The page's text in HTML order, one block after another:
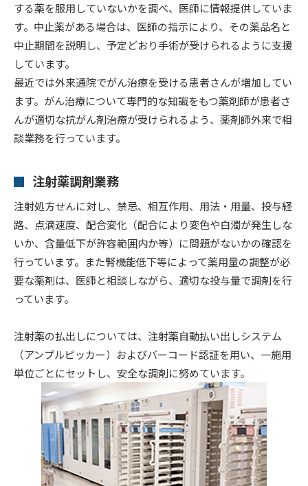
する薬を服用していないかを調べ、医師に情報提供していま
す。中止薬がある場合は、医師の指示により、その薬品名と
中止期間を説明し、予定どおり手術が受けられるように支援
しています。
最近では外来通院でがん治療を受ける患者さんが増加してい
ます。がん治療について専門的な知識をもつ薬剤師が患者さ
んが適切な抗がん剤治療が受けられるよう、薬剤師外来で相
談業務を行っています。
注射薬調剤業務
注射処方せんに対し、禁忌、相互作用、用法・用量、投与経
路、点滴速度、配合変化（配合により変色や白濁が発生しな
いか、含量低下が許容範囲内か等）に問題がないかの確認を
行っています。また腎機能低下等によって薬用量の調整が必
要な薬剤は、医師と相談しながら、適切な投与量で調剤を行
っています。
注射薬の払出しについては、注射薬自動払い出しシステム
（アンプルピッカー）およびバーコード認証を用い、一施用
単位ごとにセットし、安全な調剤に努めています。